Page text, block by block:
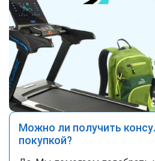
Можно ли получить
покупкой?